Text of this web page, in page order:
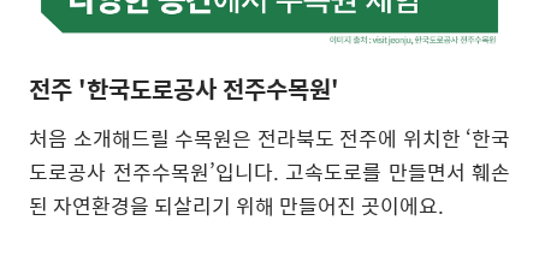
전주 '한국도로공사 전주수목원'
처음 소개해드릴 수목원은 전라북도 전주에 위치한 ‘한국
도로공사 전주수목원’입니다. 고속도로를 만들면서 훼손
된 자연환경을 되살리기 위해 만들어진 곳이에요.